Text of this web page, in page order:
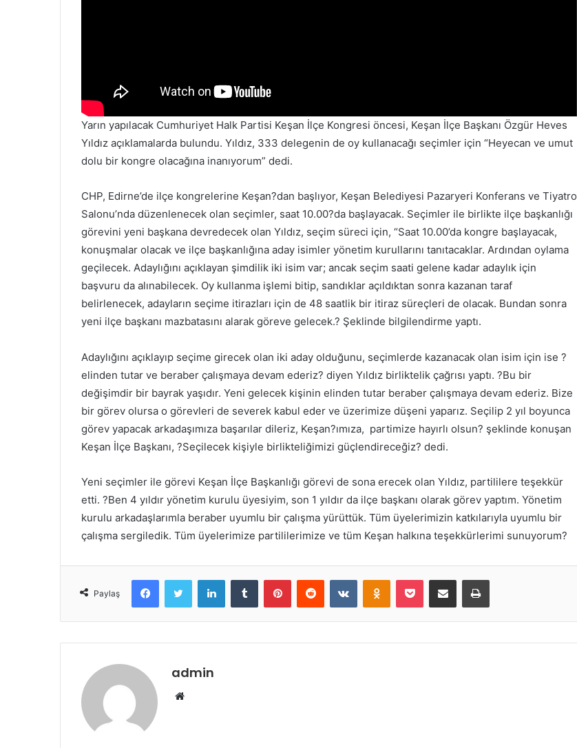
Yarın yapılacak Cumhuriyet Halk Partisi Keşan İlçe Kongresi öncesi, Keşan İlçe Başkanı Özgür Heves
Yıldız açıklamalarda bulundu. Yıldız, 333 delegenin de oy kullanacağı seçimler için “Heyecan ve umut
dolu bir kongre olacağına inanıyorum” dedi.
CHP, Edirne’de ilçe kongrelerine Keşan?dan başlıyor, Keşan Belediyesi Pazaryeri Konferans ve Tiyatro
Salonu’nda düzenlenecek olan seçimler, saat 10.00?da başlayacak. Seçimler ile birlikte ilçe başkanlığı
görevini yeni başkana devredecek olan Yıldız, seçim süreci için, “Saat 10.00’da kongre başlayacak,
konuşmalar olacak ve ilçe başkanlığına aday isimler yönetim kurullarını tanıtacaklar. Ardından oylama
geçilecek. Adaylığını açıklayan şimdilik iki isim var; ancak seçim saati gelene kadar adaylık için
başvuru da alınabilecek. Oy kullanma işlemi bitip, sandıklar açıldıktan sonra kazanan taraf
belirlenecek, adayların seçime itirazları için de 48 saatlik bir itiraz süreçleri de olacak. Bundan sonra
yeni ilçe başkanı mazbatasını alarak göreve gelecek.? Şeklinde bilgilendirme yaptı.
Adaylığını açıklayıp seçime girecek olan iki aday olduğunu, seçimlerde kazanacak olan isim için ise ?
elinden tutar ve beraber çalışmaya devam ederiz? diyen Yıldız birliktelik çağrısı yaptı. ?Bu bir
değişimdir bir bayrak yaşıdır. Yeni gelecek kişinin elinden tutar beraber çalışmaya devam ederiz. Bize
bir görev olursa o görevleri de severek kabul eder ve üzerimize düşeni yaparız. Seçilip 2 yıl boyunca
görev yapacak arkadaşımıza başarılar dileriz, Keşan?ımıza, partimize hayırlı olsun? şeklinde konuşan
Keşan İlçe Başkanı, ?Seçilecek kişiyle birlikteliğimizi güçlendireceğiz? dedi.
Yeni seçimler ile görevi Keşan İlçe Başkanlığı görevi de sona erecek olan Yıldız, partililere teşekkür
etti. ?Ben 4 yıldır yönetim kurulu üyesiyim, son 1 yıldır da ilçe başkanı olarak görev yaptım. Yönetim
kurulu arkadaşlarımla beraber uyumlu bir çalışma yürüttük. Tüm üyelerimizin katkılarıyla uyumlu bir
çalışma sergiledik. Tüm üyelerimize partililerimize ve tüm Keşan halkına teşekkürlerimi sunuyorum?
Paylaş
FacebookTwitter LinkedInTumblr PinterestReddit VKontakteOdnoklassniki
Pocket E-Posta ile paylaş Yazdır
admin
Web